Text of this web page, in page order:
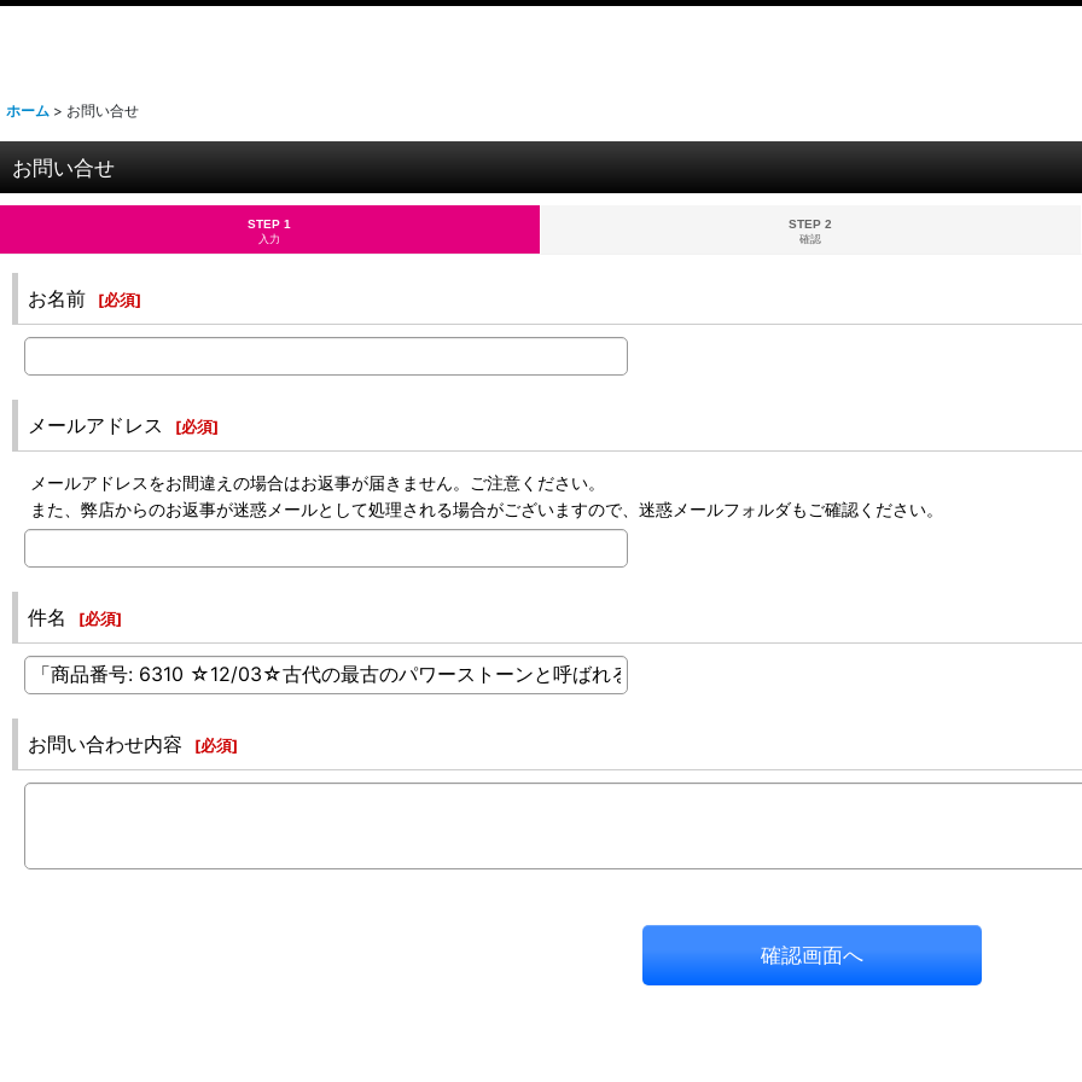
ホーム > お問い合せ
お問い合せ
STEP 1
入力
STEP 2
確認
お名前 [必須]
メールアドレス [必須]
メールアドレスをお間違えの場合はお返事が届きません。ご注意ください。
また、弊店からのお返事が迷惑メールとして処理される場合がございますので、迷惑メールフォルダもご確認ください。
件名 [必須]
お問い合わせ内容 [必須]
確認画面へ